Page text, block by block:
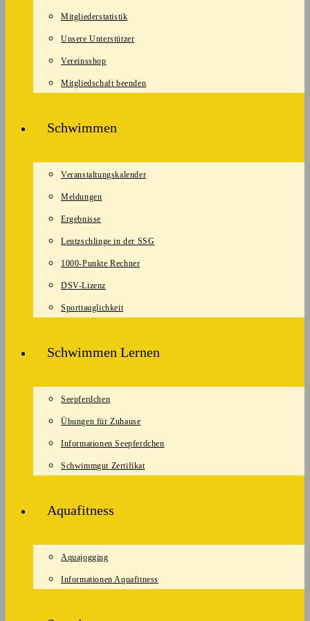
Mitgliederstatistik
Unsere Unterstützer
Vereinsshop
Mitgliedschaft beenden
Schwimmen
Veranstaltungskalender
Meldungen
Ergebnisse
Leutzschlinge in der SSG
1000-Punkte Rechner
DSV-Lizenz
Sporttauglichkeit
Schwimmen Lernen
Seepferdchen
Übungen für Zuhause
Informationen Seepferdchen
Schwimmgut Zertifikat
Aquafitness
Aquajogging
Informationen Aquafitness